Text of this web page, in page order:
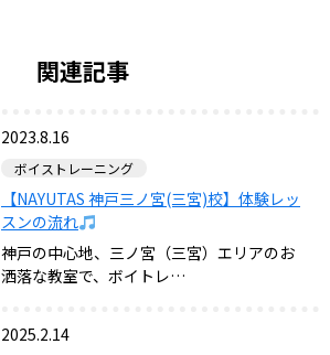
関連記事
2023.8.16
ボイストレーニング
【NAYUTAS 神戸三ノ宮(三宮)校】体験レッ
スンの流れ
神戸の中心地、三ノ宮（三宮）エリアのお
洒落な教室で、ボイトレ…
2025.2.14